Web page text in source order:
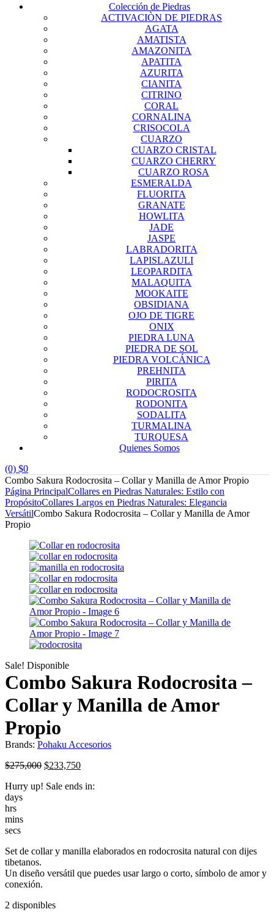
Colección de Piedras
ACTIVACIÒN DE PIEDRAS
AGATA
AMATISTA
AMAZONITA
APATITA
AZURITA
CIANITA
CITRINO
CORAL
CORNALINA
CRISOCOLA
CUARZO
CUARZO CRISTAL
CUARZO CHERRY
CUARZO ROSA
ESMERALDA
FLUORITA
GRANATE
HOWLITA
JADE
JASPE
LABRADORITA
LAPISLAZULI
LEOPARDITA
MALAQUITA
MOOKAITE
OBSIDIANA
OJO DE TIGRE
ONIX
PIEDRA LUNA
PIEDRA DE SOL
PIEDRA VOLCÁNICA
PREHNITA
PIRITA
RODOCROSITA
RODONITA
SODALITA
TURMALINA
TURQUESA
Quienes Somos
(0) $0
Combo Sakura Rodocrosita – Collar y Manilla de Amor Propio
Página PrincipalCollares en Piedras Naturales: Estilo con
PropósitoCollares Largos en Piedras Naturales: Elegancia
VersátilCombo Sakura Rodocrosita – Collar y Manilla de Amor
Propio
Sale! Disponible
Combo Sakura Rodocrosita –
Collar y Manilla de Amor
Propio
Brands: Pohaku Accesorios
$275,000 Original
was:
$233,750Current
is:
Hurry up! Sale ends in:
days
hrs
mins
secs
Set de collar y manilla elaborados en rodocrosita natural con dijes
tibetanos.
Un diseño versátil que puedes usar largo o corto, símbolo de amor y
conexión.
2 disponibles